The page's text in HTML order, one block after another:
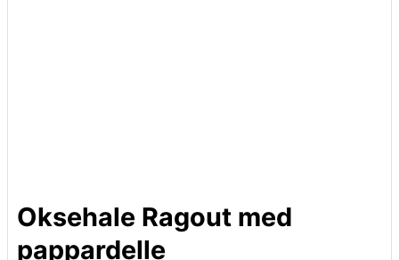
Oksehale Ragout med
pappardelle